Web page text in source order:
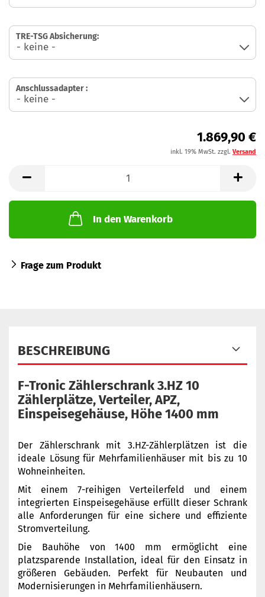
TRE-TSG Absicherung:
Anschlussadapter :
1.869,90 €
inkl. 19% MwSt. zzgl. Versand
In den Warenkorb
Frage zum Produkt
BESCHREIBUNG
F-​Tronic Zählerschrank 3.HZ 10
Zählerplätze, Verteiler, APZ,
Einspeisegehäuse, Höhe 1400 mm
Der Zählerschrank mit 3.HZ-Zählerplätzen ist die
ideale Lösung für Mehrfamilienhäuser mit bis zu 10
Wohneinheiten.
Mit einem 7-reihigen Verteilerfeld und einem
integrierten Einspeisegehäuse erfüllt dieser Schrank
alle Anforderungen für eine sichere und effiziente
Stromverteilung.
Die Bauhöhe von 1400 mm ermöglicht eine
platzsparende Installation, ideal für den Einsatz in
größeren Gebäuden. Perfekt für Neubauten und
Modernisierungen in Mehrfamilienhäusern.